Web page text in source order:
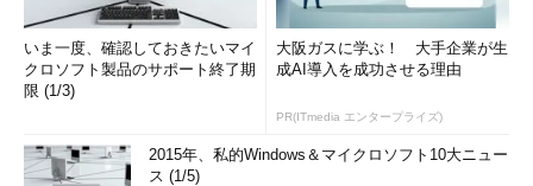
いま一度、確認しておきたいマイ
クロソフト製品のサポート終了期
限 (1/3)
大阪ガスに学ぶ！ 大手企業が生
成AI導入を成功させる理由
PR(ITmedia エンタープライズ)
2015年、私的Windows＆マイクロソフト10大ニュー
ス (1/5)